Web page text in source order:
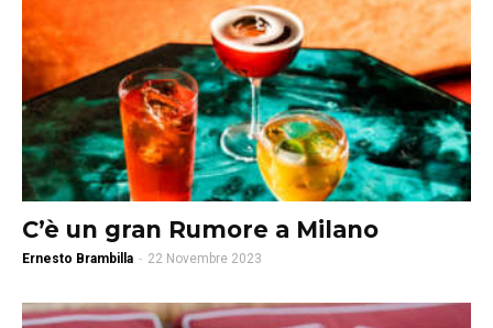
C’è un gran Rumore a Milano
Ernesto Brambilla - 22 Novembre 2023